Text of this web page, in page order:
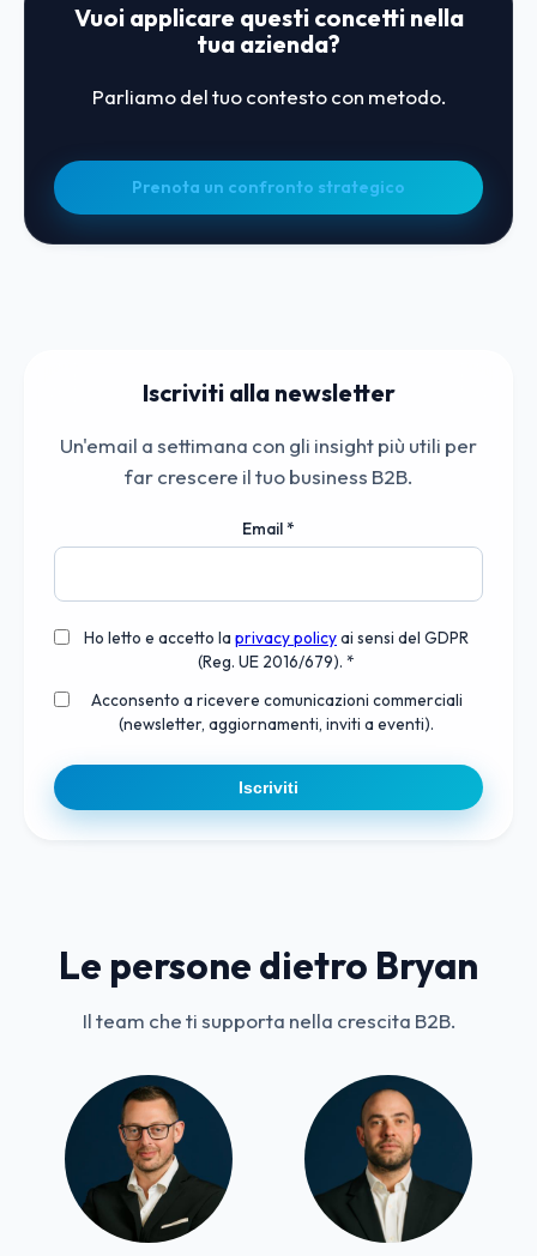
Vuoi applicare questi concetti nella
tua azienda?
Parliamo del tuo contesto con metodo.
Prenota un confronto strategico
Iscriviti alla newsletter
Un'email a settimana con gli insight più utili per
far crescere il tuo business B2B.
Email*
Ho letto e accetto la privacy policyai sensi del GDPR
(Reg. UE 2016/679). *
Acconsento a ricevere comunicazioni commerciali
(newsletter, aggiornamenti, inviti a eventi).
Iscriviti
Le persone dietro Bryan
Il team che ti supporta nella crescita B2B.